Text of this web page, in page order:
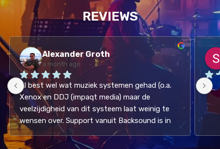
REVIEWS
Alexander Groth
a month ago
Al best wel wat muziek systemen gehad (o.a.
Xenox en DDJ (impaqt media) maar de
veelzijdigheid van dit systeem laat weinig te
wensen over. Support vanuit Backsound is in
een woord: "super!". Vraag gewoon een demo
aan. (Oh, ja niet duur. Volgens mij de